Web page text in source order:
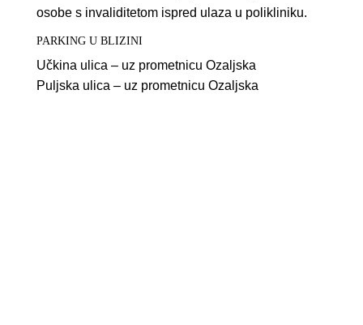
osobe s invaliditetom ispred ulaza u polikliniku.
PARKING U BLIZINI
Učkina ulica – uz prometnicu Ozaljska
Puljska ulica – uz prometnicu Ozaljska